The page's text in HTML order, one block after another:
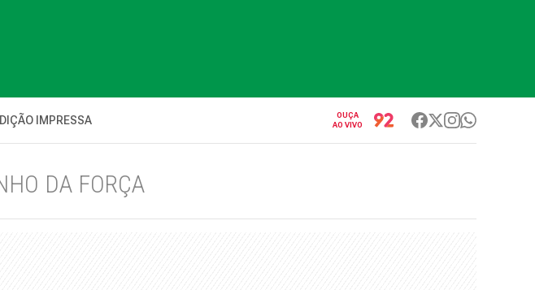
IMPRESSA
OUÇA
AO VIVO
DA FORÇA